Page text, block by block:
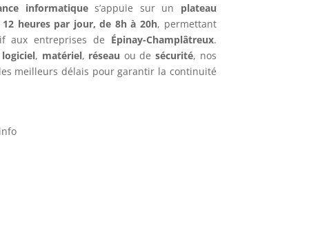
informatiques’appuie sur un plateau
12 heures par jour, de 8h à 20h, permettant
aux entreprises de Épinay-Champlâtreux.
logiciel, matériel, réseau ou de sécurité, nos
meilleurs délais pour garantir la continuité